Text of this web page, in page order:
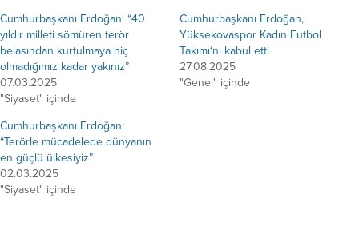
Cumhurbaşkanı Erdoğan: “40
yıldır milleti sömüren terör
belasından kurtulmaya hiç
olmadığımız kadar yakınız”
07.03.2025
"Siyaset" içinde
Cumhurbaşkanı Erdoğan,
Yüksekovaspor Kadın Futbol
Takımı‘nı kabul etti
27.08.2025
"Genel" içinde
Cumhurbaşkanı Erdoğan:
“Terörle mücadelede dünyanın
en güçlü ülkesiyiz”
02.03.2025
"Siyaset" içinde